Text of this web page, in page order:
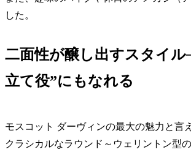
した。
二面性が醸し出すスタイ
立て役”にもなれる
モスコット ダーヴィンの最大の魅力と言
クラシカルなラウンド～ウェリントン型